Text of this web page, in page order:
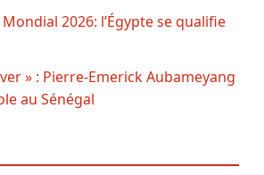
2026: l’Égypte se qualifie
» : Pierre-Emerick Aubameyang
au Sénégal